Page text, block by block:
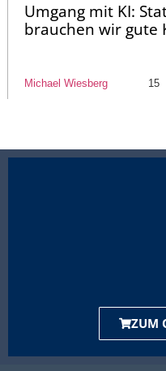
Umgang mit KI:
brauchen wir gute
Michael Wiesberg 15
ZUM